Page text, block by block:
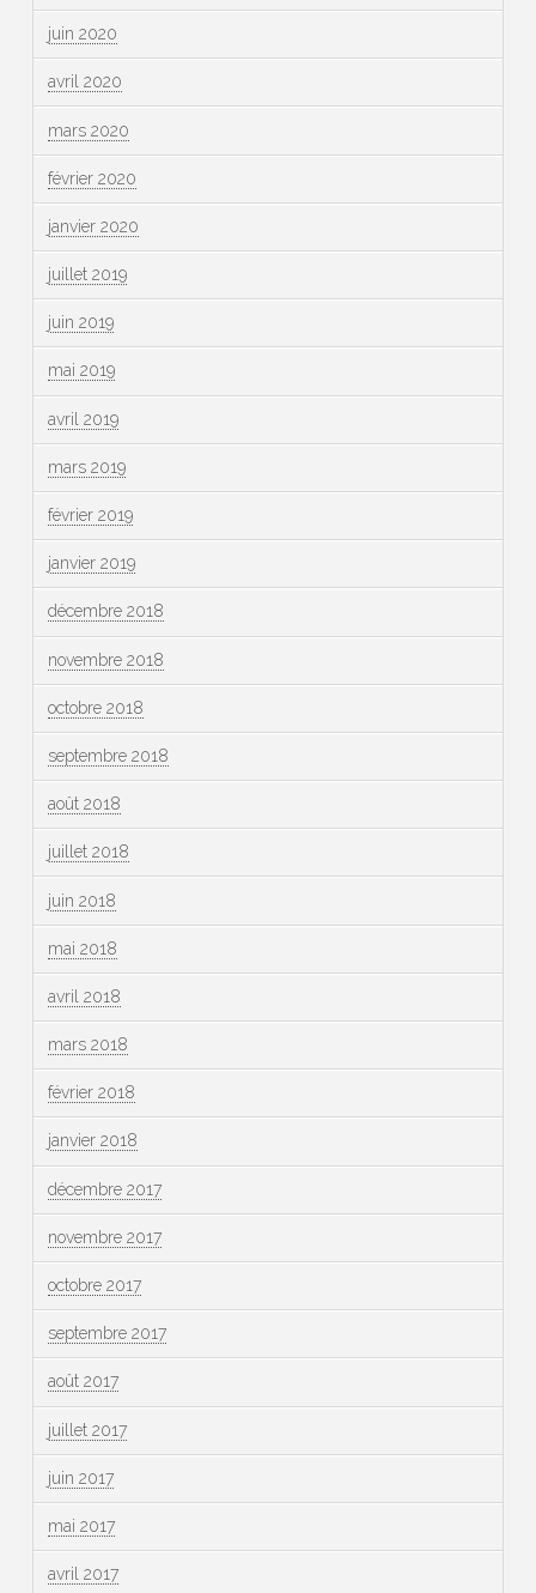
juin 2020
avril 2020
mars 2020
février 2020
janvier 2020
juillet 2019
juin 2019
mai 2019
avril 2019
mars 2019
février 2019
janvier 2019
décembre 2018
novembre 2018
octobre 2018
septembre 2018
août 2018
juillet 2018
juin 2018
mai 2018
avril 2018
mars 2018
février 2018
janvier 2018
décembre 2017
novembre 2017
octobre 2017
septembre 2017
août 2017
juillet 2017
juin 2017
mai 2017
avril 2017